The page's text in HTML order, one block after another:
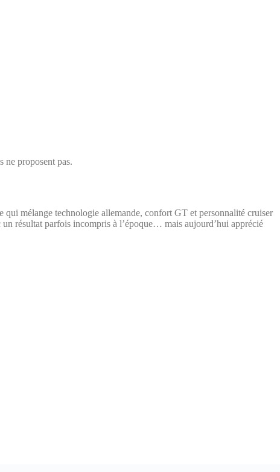
ne proposent pas.
qui mélange technologie allemande, confort GT et personnalité cruiser
un résultat parfois incompris à l’époque… mais aujourd’hui apprécié